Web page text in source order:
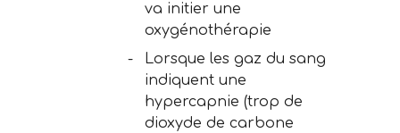
va initier une
oxygénothérapie
Lorsque les gaz du sang
indiquent une
hypercapnie (trop de
dioxyde de carbone